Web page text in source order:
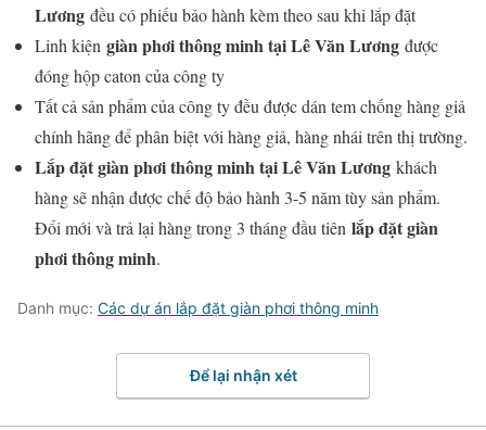
Lương đều có phiếu bảo hành kèm theo sau khi lắp đặt
Linh kiện giàn phơi thông minh tại Lê Văn Lương được
đóng hộp caton của công ty
Tất cả sản phẩm của công ty đều được dán tem chống hàng giả
chính hãng để phân biệt với hàng giả, hàng nhái trên thị trường.
Lắp đặt giàn phơi thông minh tại Lê Văn Lương khách
hàng sẽ nhận được chế độ bảo hành 3-5 năm tùy sản phẩm.
Đổi mới và trả lại hàng trong 3 tháng đầu tiên lắp đặt giàn
phơi thông minh.
Danh mục: Các dự án lắp đặt giàn phơi thông minh
Để lại nhận xét